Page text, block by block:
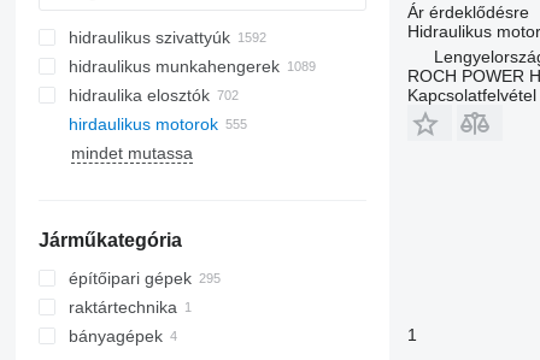
hidraulikus szivattyúk
hidraulikus munkahengerek
hidraulika elosztók
hirdaulikus motorok
mindet mutassa
Járműkategória
építőipari gépek
kotrógépek
minikotrók
hengerek
raktártechnika
villástargoncák
bányagépek
Ár érdeklődésre
Hidraulikus motor
ROCH POWER
1